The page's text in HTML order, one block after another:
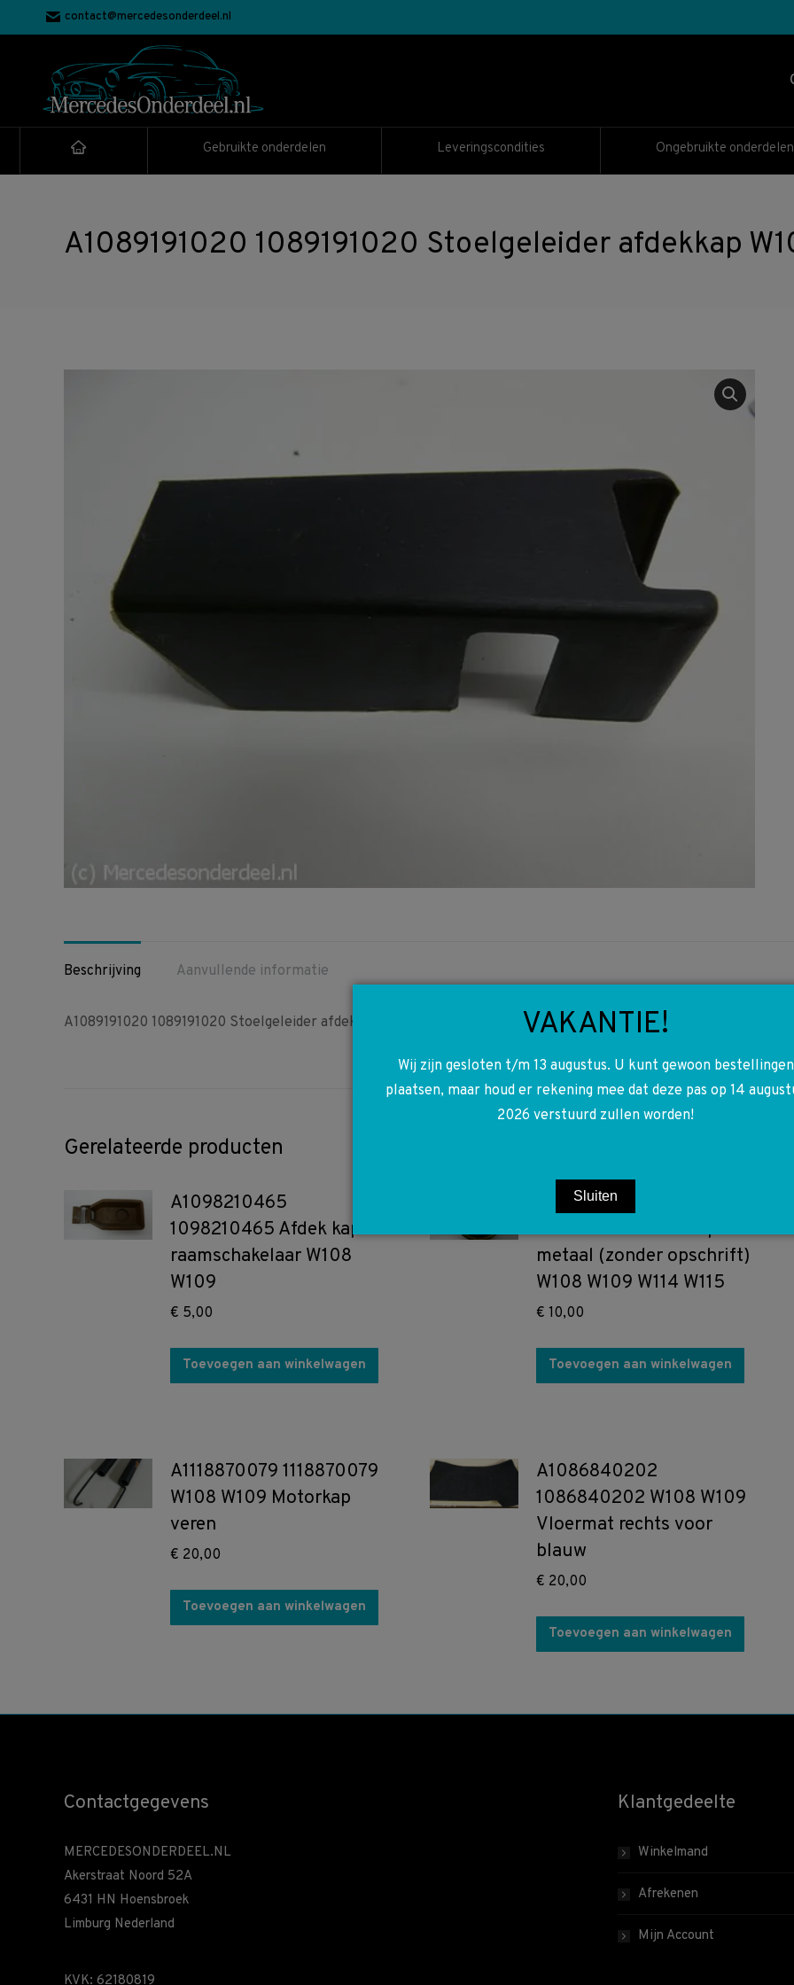
contact@mercedesonderdeel.nl
Gebruikte onderdelen Leveringscondities Ongebruikte onderdelen
A1089191020 1089191020 Stoelgeleider afdekkap
Beschrijving Aanvullende informatie
A1089191020 1089191020 Stoelgeleider afdekkap
Gerelateerde producten
A1098210465
1098210465 Afdek kap
raamschakelaar W108
W109
€ 5,00
Toevoegen aan winkelwagen
A1020180302
1020180302 Olie dop
metaal (zonder opschrift)
W108 W109 W114 W115
€ 10,00
Toevoegen aan winkelwagen
A1118870079 1118870079
W108 W109 Motorkap
veren
€ 20,00
Toevoegen aan winkelwagen
A1086840202
1086840202 W108 W109
Vloermat rechts voor
blauw
€ 20,00
Toevoegen aan winkelwagen
Contactgegevens
MERCEDESONDERDEEL.NL
Akerstraat Noord 52A
6431 HN Hoensbroek
Limburg Nederland
KVK: 62180819
Klantgedeelte
Winkelmand
Afrekenen
Mijn Account
VAKANTIE!
Wij zijn gesloten t/m 13 augustus. U kunt gewoon bestellingen
plaatsen, maar houd er rekening mee dat deze pas op 14
2026 verstuurd zullen worden!
Sluiten